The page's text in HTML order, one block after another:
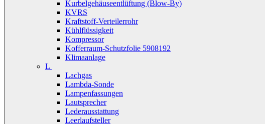
Kurbelgehäuseentlüftung (Blow-By)
KVRS
Kraftstoff-Verteilerrohr
Kühlflüssigkeit
Kompressor
Kofferraum-Schutzfolie 5908192
Klimaanlage
L
Lachgas
Lambda-Sonde
Lampenfassungen
Lautsprecher
Lederausstattung
Leerlaufsteller